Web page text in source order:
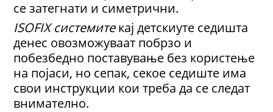
се затегнати и симетрични.
ISOFIX системитекај детскиуте седишта
денес овозможуваат побрзо и
побезбедно поставување без користење
на појаси, но сепак, секое седиште има
свои инструкции кои треба да се следат
внимателно.